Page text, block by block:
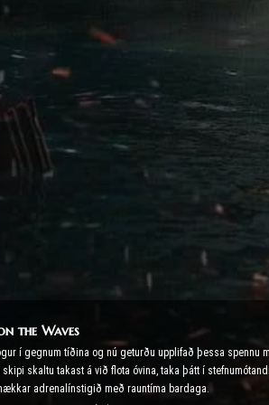
the Waves
í gegnum tíðina og nú geturðu upplifað þessa
skaltu takast á við flota óvina, taka þátt í
adrenalínstigið með rauntíma bardaga.